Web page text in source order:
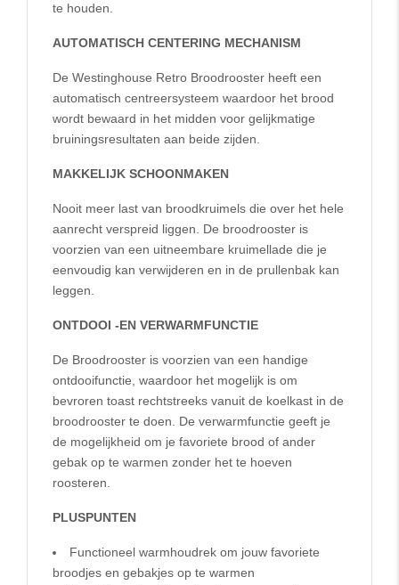
te houden.
AUTOMATISCH CENTERING MECHANISM
De Westinghouse Retro Broodrooster heeft een
automatisch centreersysteem waardoor het brood
wordt bewaard in het midden voor gelijkmatige
bruiningsresultaten aan beide zijden.
MAKKELIJK SCHOONMAKEN
Nooit meer last van broodkruimels die over het hele
aanrecht verspreid liggen. De broodrooster is
voorzien van een uitneembare kruimellade die je
eenvoudig kan verwijderen en in de prullenbak kan
leggen.
ONTDOOI -EN VERWARMFUNCTIE
De Broodrooster is voorzien van een handige
ontdooifunctie, waardoor het mogelijk is om
bevroren toast rechtstreeks vanuit de koelkast in de
broodrooster te doen. De verwarmfunctie geeft je
de mogelijkheid om je favoriete brood of ander
gebak op te warmen zonder het te hoeven
roosteren.
PLUSPUNTEN
Functioneel warmhoudrek om jouw favoriete
broodjes en gebakjes op te warmen